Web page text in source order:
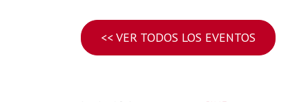
<< VER TODOS LOS EVENTOS